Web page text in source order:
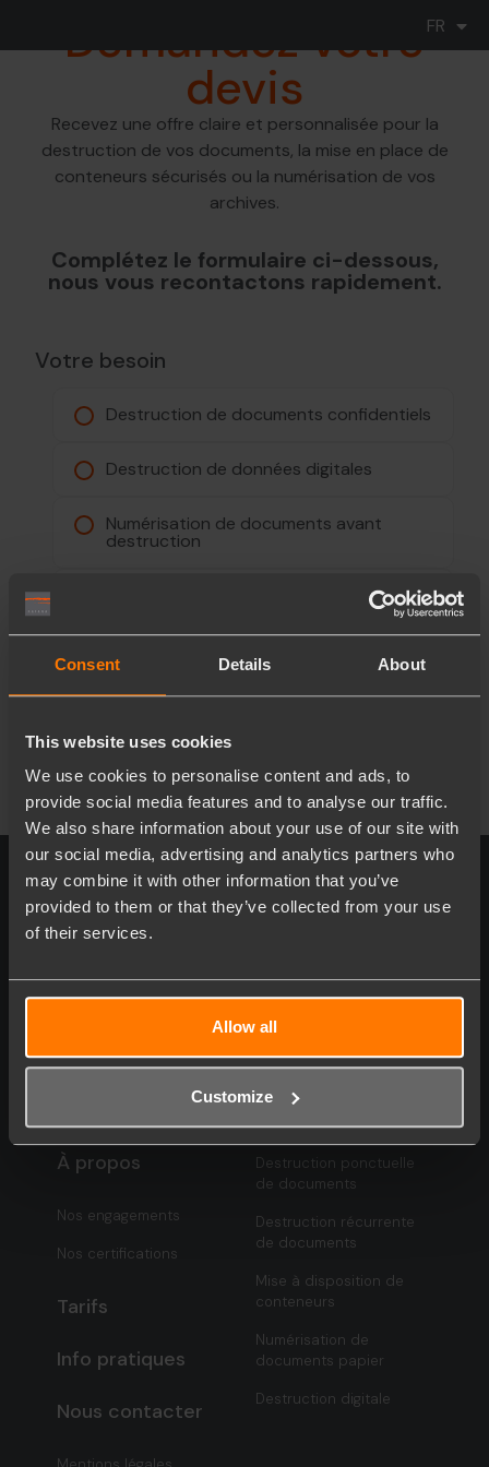
Consent Details About
This website uses cookies
We use cookies to personalise content and ads, to
provide social media features and to analyse our traffic.
We also share information about your use of our site with
our social media, advertising and analytics partners who
may combine it with other information that you’ve
provided to them or that they’ve collected from your use
of their services.
Allow all
Customize
FR
IT
Demandez votre
devis
Recevez une offre claire et personnalisée pour la
destruction de vos documents, la mise en place de
conteneurs sécurisés ou la numérisation de vos
archives.
Complétez le formulaire ci-dessous,
nous vous recontactons rapidement.
Votre besoin
Destruction de documents confidentiels
Destruction de données digitales
Numérisation de documents avant
destruction
Mise à disposition de conteneurs
Alternative:
Katana SA
confidentiels, archives et supports informatiques.
À propos
Nos engagements
Nos certifications
Tarifs
Info pratiques
Nous contacter
Services
Destruction ponctuelle
de documents
Destruction récurrente
de documents
Mise à disposition de
conteneurs
Numérisation de
documents papier
Destruction digitale